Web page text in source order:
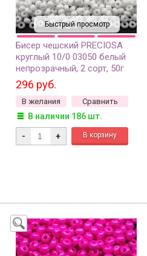
Быстрый просмотр
Бисер чешский PRECIOSA
круглый 10/0 03050 белый
непрозрачный, 2 сорт, 50г
296 руб.
В желания Сравнить
В наличии 186 шт.
- +